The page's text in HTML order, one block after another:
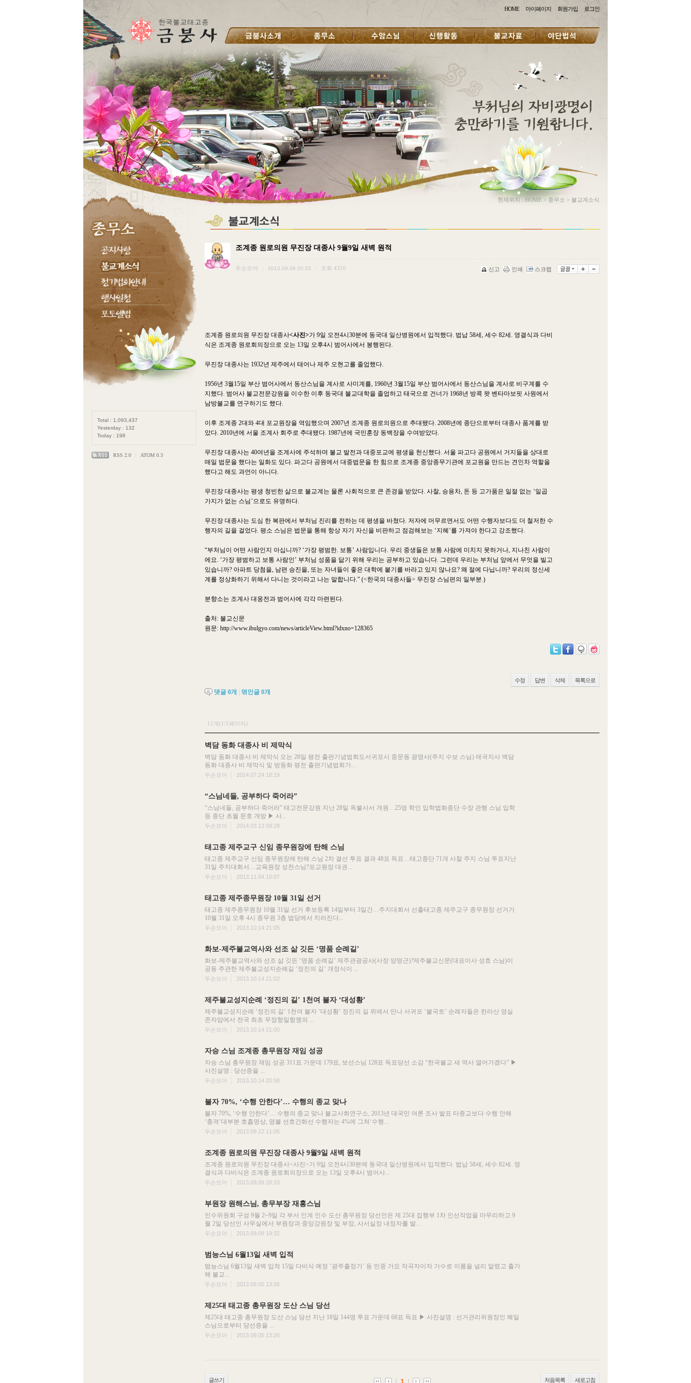
HOME 마이페이지 회원가입 로그인
현재위치 :HOME> 종무소 > 불교계소식
Total : 1,093,437
Yesterday : 132
Today : 198
RSS 2.0 ATOM 0.3
조계종 원로의원 무진장 대종사 9월9일 새벽 원적
두손모아 2013.09.09 20:33 조회 4310 신고 인쇄 스크랩
조계종 원로의원 무진장 대종사<사진>가 9일 오전4시30분에 동국대 일산병원에서 입적했다. 법납 58세, 세수 82세. 영결식과 다비
식은 조계종 원로회의장으로 오는 13일 오후4시 범어사에서 봉행된다.
무진장 대종사는 1932년 제주에서 태어나 제주 오현고를 졸업했다.
1956년 3월15일 부산 범어사에서 동산스님을 계사로 사미계를, 1960년 3월15일 부산 범어사에서 동산스님을 계사로 비구계를 수
지했다. 범어사 불교전문강원을 이수한 이후 동국대 불교대학을 졸업하고 태국으로 건너가 1968년 방콕 왓 벤타마보핏 사원에서
남방불교를 연구하기도 했다.
이후 조계종 2대와 4대 포교원장을 역임했으며 2007년 조계종 원로의원으로 추대됐다. 2008년에 종단으로부터 대종사 품계를 받
았다. 2010년에 서울 조계사 회주로 추대됐다. 1987년에 국민훈장 동백장을 수여받았다.
무진장 대종사는 40여년을 조계사에 주석하며 불교 발전과 대중포교에 평생을 헌신했다. 서울 파고다 공원에서 거지들을 상대로
매일 법문을 했다는 일화도 있다. 파고다 공원에서 대중법문을 한 힘으로 조계종 중앙종무기관에 포교원을 만드는 견인차 역할을
했다고 해도 과언이 아니다.
무진장 대종사는 평생 청빈한 삶으로 불교계는 물론 사회적으로 큰 존경을 받았다. 사찰, 승용차, 돈 등 고가품은 일절 없는 ‘일곱
가지가 없는 스님’으로도 유명하다.
무진장 대종사는 도심 한 복판에서 부처님 진리를 전하는 데 평생을 바쳤다. 저자에 머무르면서도 어떤 수행자보다도 더 철저한 수
행자의 길을 걸었다. 평소 스님은 법문을 통해 항상 자기 자신을 비판하고 점검해보는 ‘지혜’를 가져야 한다고 강조했다.
“부처님이 어떤 사람인지 아십니까? ‘가장 평범한. 보통’ 사람입니다. 우리 중생들은 보통 사람에 미치지 못하거나, 지나친 사람이
에요. ‘가장 평범하고 보통 사람인’ 부처님 성품을 닮기 위해 우리는 공부하고 있습니다. 그런데 우리는 부처님 앞에서 무엇을 빌고
있습니까? 아파트 당첨을, 남편 승진을, 또는 자녀들이 좋은 대학에 붙기를 바라고 있지 않나요? 왜 절에 다닙니까? 우리의 정신세
계를 정상화하기 위해서 다니는 것이라고 나는 말합니다.” (<한국의 대종사들> 무진장 스님편의 일부분.)
분향소는 조계사 대웅전과 범어사에 각각 마련된다.
출처: 불교신문
원문: http://www.ibulgyo.com/news/articleView.html?idxno=128365
수정 답변 삭제 목록으로
댓글 0개 엮인글 0개
12개(1/1페이지)
벽담 동화 대종사 비 제막식
벽담 동화 대종사 비 제막식 오는 28일 평전 출판기념법회도서귀포시 중문동 광명사(주지 수보 스님) 애국지사 벽담
동화 대종사 비 제막식 및 방동화 평전 출판기념법회가...
두손모아 2014.07.24 18:19
“스님네들, 공부하다 죽어라”
“스님네들, 공부하다 죽어라” 태고전문강원 지난 28일 옥불사서 개원…25명 학인 입학법화종단 수장 관행 스님 입학
등 종단 초월 문호 개방 ▶ 사...
두손모아 2014.03.13 09:28
태고종 제주교구 신임 종무원장에 탄해 스님
태고종 제주교구 신임 종무원장에 탄해 스님 2차 결선 투표 결과 48표 득표…태고종단 71개 사찰 주지 스님 투표지난
31일 주지대회서…교육원장 성천스님?포교원장 대권...
두손모아 2013.11.04 10:07
태고종 제주종무원장 10월 31일 선거
태고종 제주종무원장 10월 31일 선거 후보등록 14일부터 3일간…주지대회서 선출태고종 제주교구 종무원장 선거가
10월 31일 오후 4시 종무원 3층 법당에서 치러진다...
두손모아 2013.10.14 21:05
화보-제주불교역사와 선조 삶 깃든 ‘명품 순례길’
화보-제주불교역사와 선조 삶 깃든 ‘명품 순례길’ 제주관광공사(사장 양영근)?제주불교신문(대표이사 성효 스님)이
공동 주관한 제주불교성지순례길 ‘정진의 길’ 개장식이 ...
두손모아 2013.10.14 21:02
제주불교성지순례 ‘정진의 길’ 1천여 불자 ‘대성황’
제주불교성지순례 ‘정진의 길’ 1천여 불자 ‘대성황’ 정진의 길 위에서 만나 서귀포 ‘불국토’ 순례자들은 한라산 영실
존자암에서 전국 최초 무장항일항쟁의 ...
두손모아 2013.10.14 21:00
자승 스님 조계종 총무원장 재임 성공
자승 스님 총무원장 재임 성공 311표 가운데 179표, 보선스님 128표 득표당선 소감 “한국불교 새 역사 열어가겠다” ▶
사진설명 : 당선증을 ...
두손모아 2013.10.14 20:58
불자 70%, ‘수행 안한다’… 수행의 종교 맞나
불자 70%, ‘수행 안한다’… 수행의 종교 맞나 불교사회연구소, 2013년 대국민 여론 조사 발표 타종교보다 수행 안해
‘충격’대부분 호흡명상, 염불 선호간화선 수행자는 4%에 그쳐‘수행...
두손모아 2013.09.12 11:05
조계종 원로의원 무진장 대종사 9월9일 새벽 원적
조계종 원로의원 무진장 대종사<사진>가 9일 오전4시30분에 동국대 일산병원에서 입적했다. 법납 58세, 세수 82세. 영
결식과 다비식은 조계종 원로회의장으로 오는 13일 오후4시 범어사...
두손모아 2013.09.09 20:33
부원장 원해스님, 총무부장 재홍스님
인수위원회 구성 9월 2~9일 각 부서 인계 인수 도산 총무원장 당선인은 제 25대 집행부 1차 인선작업을 마무리하고 9
월 2일 당선인 사무실에서 부원장과 중앙강원장 및 부장, 사서실장 내정자를 발...
두손모아 2013.09.09 19:32
범능스님 6월13일 새벽 입적
범능스님 6월13일 새벽 입적 15일 다비식 예정 ‘광주출정가’ 등 민중 가요 작곡자이자 가수로 이름을 널리 알렸고 출가
해 불교...
두손모아 2013.09.05 13:26
제25대 태고종 총무원장 도산 스님 당선
제25대 태고종 총무원장 도산 스님 당선 지난 18일 144명 투표 가운데 68표 득표 ▶ 사진설명 : 선거관리위원장인 혜일
스님으로부터 당선증을 ...
두손모아 2013.09.05 13:26
글쓰기 처음목록 새로고침
1